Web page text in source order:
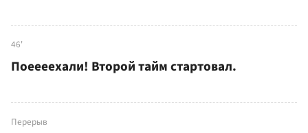
46'
Поеееехали! Второй тайм стартовал.
Перерыв